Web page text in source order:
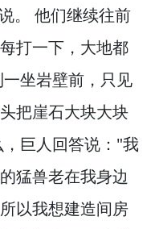
。
他们继续往前
每打一下， 大地都
坐岩壁前， 只见
把崖石大块大块
巨人回答说："我
猛兽老在我身边
所以我想建造间房